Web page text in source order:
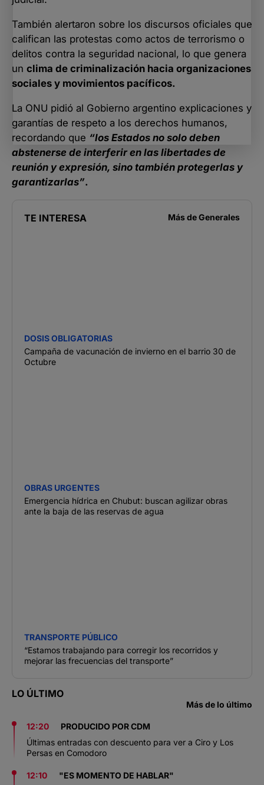
También alertaron sobre los discursos oficiales que
califican las protestas como actos de terrorismo o
delitos contra la seguridad nacional, lo que genera
un clima de criminalización hacia organizaciones
sociales y movimientos pacíficos.
La ONU pidió al Gobierno argentino explicaciones y
garantías de respeto a los derechos humanos,
recordando que “los Estados no solo deben
abstenerse de interferir en las libertades de
reunión y expresión, sino también protegerlas y
garantizarlas”.
TE INTERESA Más deGenerales
DOSIS OBLIGATORIAS
Campaña de vacunación de invierno en el barrio 30 de
Octubre
OBRAS URGENTES
Emergencia hídrica en Chubut: buscan agilizar obras
ante la baja de las reservas de agua
TRANSPORTE PÚBLICO
“Estamos trabajando para corregir los recorridos y
mejorar las frecuencias del transporte”
LO ÚLTIMO
Más de lo último
12:20
PRODUCIDO POR CDM
Últimas entradas con descuento para ver a Ciro y Los
Persas en Comodoro
12:10
"ES MOMENTO DE HABLAR"